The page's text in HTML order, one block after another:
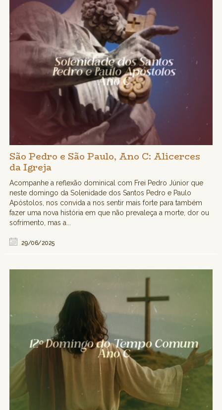
São Pedro e São Paulo, Ano C: Alicerces
da Igreja
Acompanhe a reflexão dominical com Frei Pedro Júnior que
neste domingo da Solenidade dos Santos Pedro e Paulo
Apóstolos, nos convida a nos sentir mais forte para também
fazer uma nova história em que não prevaleça a morte, dor ou
sofrimento, mas a...
29/06/2025